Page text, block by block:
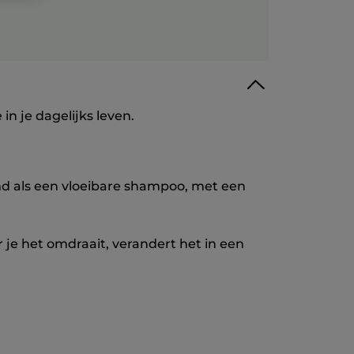
je dagelijks leven.
als een vloeibare shampoo, met een
het omdraait, verandert het in een